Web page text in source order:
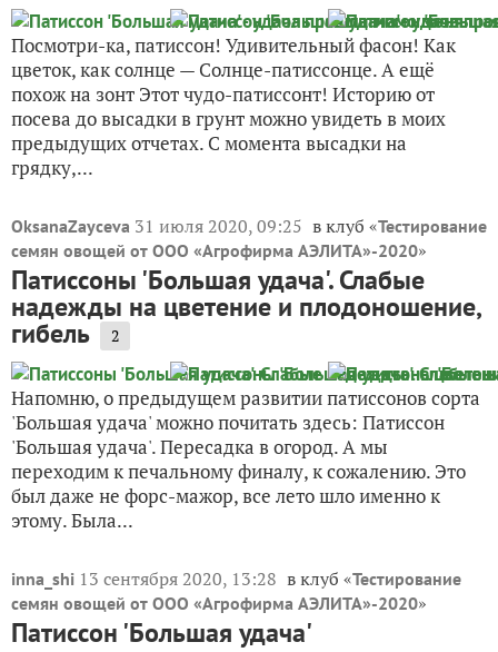
Посмотри-ка, патиссон! Удивительный фасон! Как
цветок, как солнце — Солнце-патиссонце. А ещё
похож на зонт Этот чудо-патиссонт! Историю от
посева до высадки в грунт можно увидеть в моих
предыдущих отчетах. С момента высадки на
грядку,...
OksanaZayceva 31 июля 2020, 09:25 в клуб «Тестирование
семян овощей от ООО «Агрофирма АЭЛИТА»-2020»
Патиссоны 'Большая удача'. Слабые
надежды на цветение и плодоношение,
гибель 2
Напомню, о предыдущем развитии патиссонов сорта
'Большая удача' можно почитать здесь: Патиссон
'Большая удача'. Пересадка в огород. А мы
переходим к печальному финалу, к сожалению. Это
был даже не форс-мажор, все лето шло именно к
этому. Была...
inna_shi 13 сентября 2020, 13:28 в клуб «Тестирование
семян овощей от ООО «Агрофирма АЭЛИТА»-2020»
Патиссон 'Большая удача'